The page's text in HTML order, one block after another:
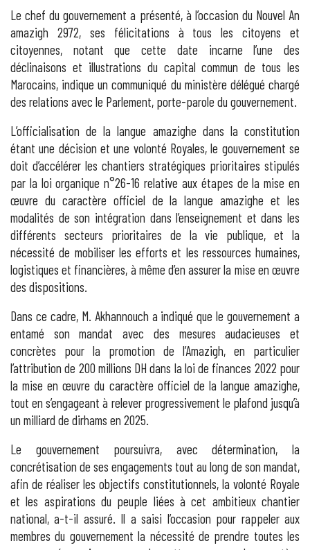
Le chef du gouvernement a présenté, à l’occasion du Nouvel An
amazigh 2972, ses félicitations à tous les citoyens et
citoyennes, notant que cette date incarne l’une des
déclinaisons et illustrations du capital commun de tous les
Marocains, indique un communiqué du ministère délégué chargé
des relations avec le Parlement, porte-parole du gouvernement.
L’officialisation de la langue amazighe dans la constitution
étant une décision et une volonté Royales, le gouvernement se
doit d’accélérer les chantiers stratégiques prioritaires stipulés
par la loi organique n°26-16 relative aux étapes de la mise en
œuvre du caractère officiel de la langue amazighe et les
modalités de son intégration dans l’enseignement et dans les
différents secteurs prioritaires de la vie publique, et la
nécessité de mobiliser les efforts et les ressources humaines,
logistiques et financières, à même d’en assurer la mise en œuvre
des dispositions.
Dans ce cadre, M. Akhannouch a indiqué que le gouvernement a
entamé son mandat avec des mesures audacieuses et
concrètes pour la promotion de l’Amazigh, en particulier
l’attribution de 200 millions DH dans la loi de finances 2022 pour
la mise en œuvre du caractère officiel de la langue amazighe,
tout en s’engageant à relever progressivement le plafond jusqu’à
un milliard de dirhams en 2025.
Le gouvernement poursuivra, avec détermination, la
concrétisation de ses engagements tout au long de son mandat,
afin de réaliser les objectifs constitutionnels, la volonté Royale
et les aspirations du peuple liées à cet ambitieux chantier
national, a-t-il assuré. Il a saisi l’occasion pour rappeler aux
membres du gouvernement la nécessité de prendre toutes les